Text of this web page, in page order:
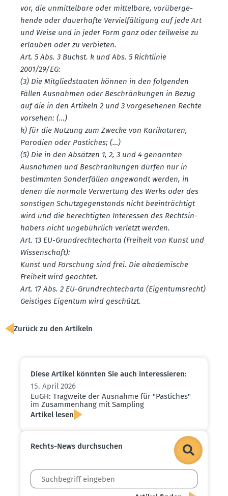
vor, die unmit­telbare oder mittelbare, vorüber­ge­
hende oder dauer­hafte Verviel­fäl­tigung auf jede Art
und Weise und in jeder Form ganz oder teilweise zu
erlauben oder zu verbieten.
Art. 5 Abs. 3 Buchst. k und Abs. 5 Richt­linie
2001/29/EG:
(3) Die Mitglied­staaten können in den folgenden
Fällen Ausnahmen oder Beschrän­kungen in Bezug
auf die in den Artikeln 2 und 3 vorge­se­henen Rechte
vorsehen: (…)
k) für die Nutzung zum Zwecke von Karika­turen,
Parodien oder Pastiches; (…)
(5) Die in den Absätzen 1, 2, 3 und 4 genannten
Ausnahmen und Beschrän­kungen dürfen nur in
bestimmten Sonder­fällen angewandt werden, in
denen die normale Verwertung des Werks oder des
sonstigen Schutz­ge­gen­stands nicht beein­trächtigt
wird und die berech­tigten Inter­essen des Rechts­in­
habers nicht ungebührlich verletzt werden.
Art. 13 EU-Grund­rech­te­charta (Freiheit von Kunst und
Wissen­schaft):
Kunst und Forschung sind frei. Die akade­mische
Freiheit wird geachtet.
Art. 17 Abs. 2 EU-Grund­rech­te­charta (Eigen­tums­recht)
Geistiges Eigentum wird geschützt.
Zurück zu den Artikeln
Diese Artikel könnten Sie auch inter­es­sieren:
15. April 2026
EuGH: Tragweite der Ausnahme für "Pastiches"
im Zusam­menhang mit Sampling
Artikel lesen
Rechts-News durch­suchen